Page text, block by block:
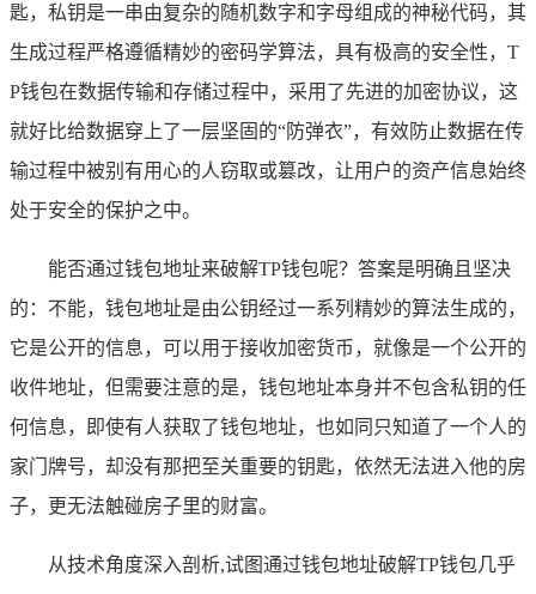
匙，私钥是一串由复杂的随机数字和字母组成的神秘代码，其
生成过程严格遵循精妙的密码学算法，具有极高的安全性，T
P钱包在数据传输和存储过程中，采用了先进的加密协议，这
就好比给数据穿上了一层坚固的“防弹衣”，有效防止数据在传
输过程中被别有用心的人窃取或篡改，让用户的资产信息始终
处于安全的保护之中。
能否通过钱包地址来破解TP钱包呢？答案是明确且坚决
的：不能，钱包地址是由公钥经过一系列精妙的算法生成的，
它是公开的信息，可以用于接收加密货币，就像是一个公开的
收件地址，但需要注意的是，钱包地址本身并不包含私钥的任
何信息，即使有人获取了钱包地址，也如同只知道了一个人的
家门牌号，却没有那把至关重要的钥匙，依然无法进入他的房
子，更无法触碰房子里的财富。
从技术角度深入剖析,试图通过钱包地址破解TP钱包几乎